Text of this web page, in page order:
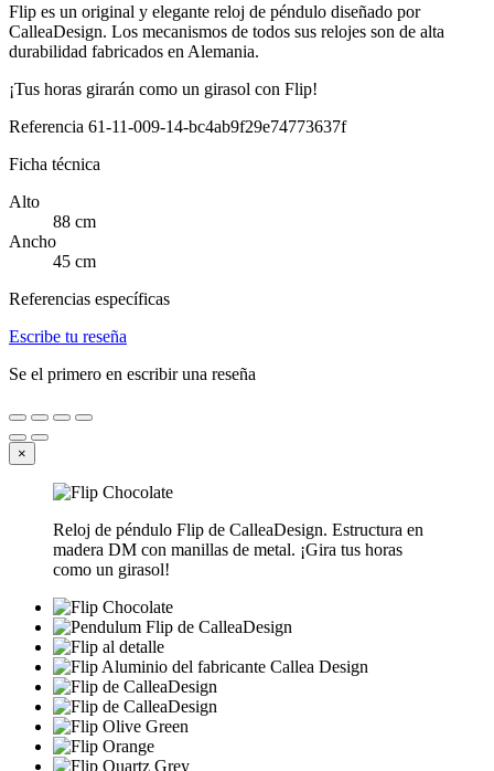
Flip es un original y elegante reloj de péndulo diseñado por
CalleaDesign. Los mecanismos de todos sus relojes son de alta
durabilidad fabricados en Alemania.
¡Tus horas girarán como un girasol con Flip!
Referencia 61-11-009-14-bc4ab9f29e74773637f
Ficha técnica
Alto
88 cm
Ancho
45 cm
Referencias específicas
Escribe tu reseña
Se el primero en escribir una reseña
×
Reloj de péndulo Flip de CalleaDesign. Estructura en
madera DM con manillas de metal. ¡Gira tus horas
como un girasol!